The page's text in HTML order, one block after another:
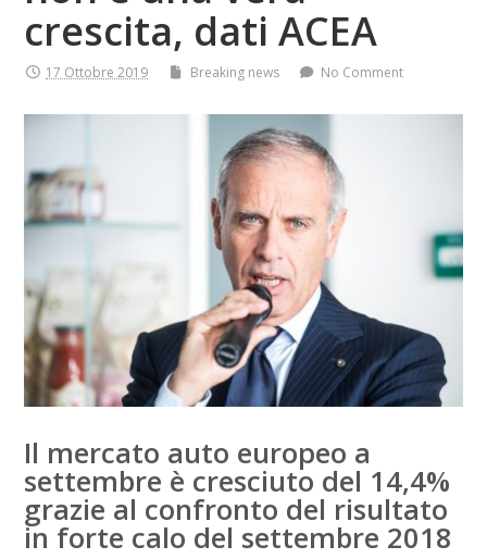
crescita, dati ACEA
17 Ottobre 2019 Breaking news No Comment
Il mercato auto europeo a
settembre è cresciuto del 14,4%
grazie al confronto del risultato
in forte calo del settembre 2018